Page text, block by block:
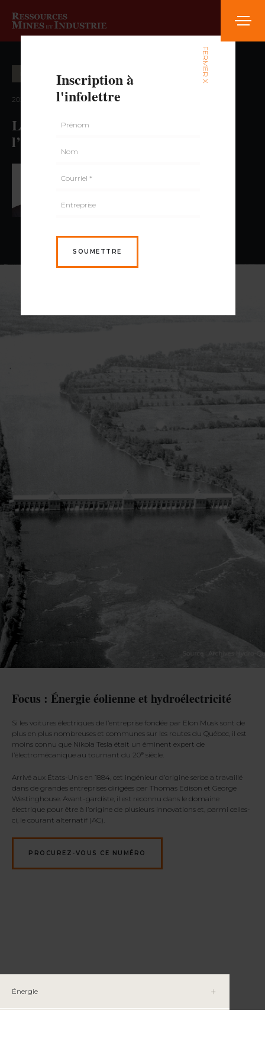
Énergie
2021 — volume 1, numéro 2
L’influence de Tesla sur
l’hydroélectricité du Québec
Focus : Énergie éolienne et hydroélectricité
Si les voitures électriques de l’entreprise fondée par Elon Musk sont de
plus en plus nombreuses et communes sur les routes du Québec, il est
moins connu que Nikola Tesla était un éminent expert de
l’électromécanique au tournant du 20e siècle.
Arrivé aux États-Unis en 1884, cet ingénieur d’origine serbe a travaillé
dans de grandes entreprises dirigées par Thomas Edison et George
Westinghouse. Avant-gardiste, il est reconnu dans le domaine
électrique pour être à l’origine de plusieurs innovations et, parmi celles-
ci, le courant alternatif (AC).
PROCUREZ-VOUS CE NUMÉRO
FERMER X
Inscription à
l'infolettre
SOUMETTRE